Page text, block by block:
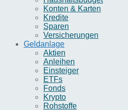
Konten & Karten
Kredite
Sparen
Versicherungen
Geldanlage
Aktien
Anleihen
Einsteiger
ETFs
Fonds
Krypto
Rohstoffe